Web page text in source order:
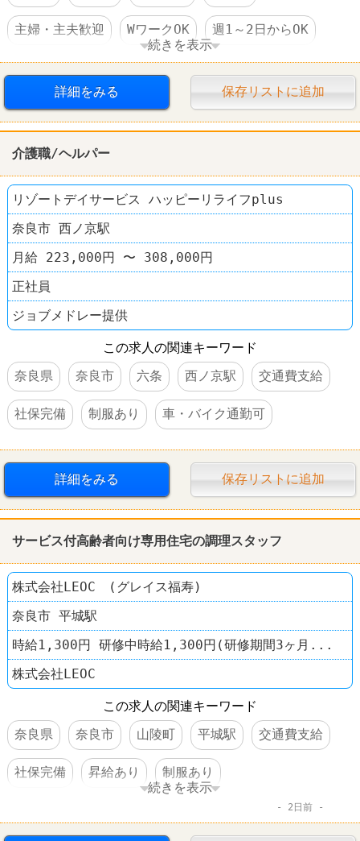
主婦・主夫歓迎 WワークOK 週1～2日からOK
短時間でもＯＫ 社保完備 食事補助あり
社員登用あり レストラン
続きを表示
詳細をみる 保存リストに追加
介護職/ヘルパー
リゾートデイサービス ハッピーリライフplus
奈良市 西ノ京駅
月給 223,000円 〜 308,000円
正社員
ジョブメドレー提供
この求人の関連キーワード
奈良県
奈良市 六条 西ノ京駅 交通費支給
社保完備 制服あり 車・バイク通勤可
詳細をみる 保存リストに追加
サービス付高齢者向け専用住宅の調理スタッフ
株式会社LEOC (グレイス福寿)
奈良市 平城駅
時給1,300円 研修中時給1,300円(研修期間3ヶ月...
株式会社LEOC
この求人の関連キーワード
奈良県
奈良市 山陵町 平城駅 交通費支給
社保完備 昇給あり 制服あり
続きを表示
2日前